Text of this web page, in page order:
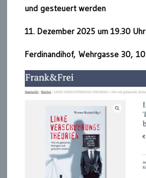
und gesteuert werden
11. Dezember 2025 um 19.30 Uhr
Ferdinandihof, Wehrgasse 30,